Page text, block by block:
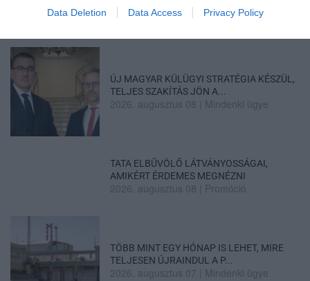
Data Deletion Data Access Privacy Policy
ELNÖKNEK A TISZA
2026. augusztus 08 |Mindenki ügye
ÚJ MAGYAR KÜLÜGYI STRATÉGIA KÉSZÜL,
TELJES SZAKÍTÁS JÖN A...
2026. augusztus 08 Mindenki ügye
TATA ELBŰVÖLŐ LÁTVÁNYOSSÁGAI,
AMIKÉRT ÉRDEMES MEGNÉZNI
2026. augusztus 08 Promóció
TÖBB MINT EGY HÓNAP IS LEHET, MIRE
TELJESEN ÚJRAINDUL A P...
2026. augusztus 07 Mindenki ügye